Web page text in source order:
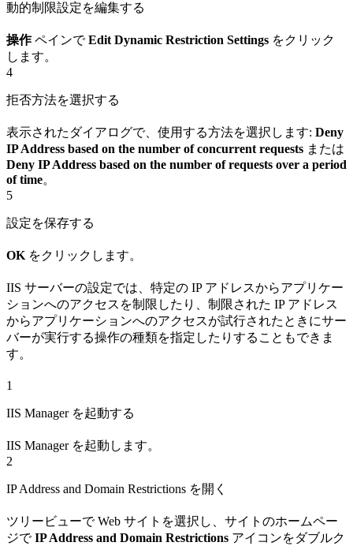
動的制限設定を編集する
操作ペインでEdit Dynamic Restriction Settings をクリック
します。
4
拒否方法を選択する
表示されたダイアログで、使用する方法を選択します: Deny
IP Address based on the number of concurrent requests または
Deny IP Address based on the number of requests over a period
of time。
5
設定を保存する
OK をクリックします。
IIS サーバーの設定では、特定の IP アドレスからアプリケー
ションへのアクセスを制限したり、制限された IP アドレス
からアプリケーションへのアクセスが試行されたときにサー
バーが実行する操作の種類を指定したりすることもできま
す。
1
IIS Manager を起動する
IIS Manager を起動します。
2
IP Address and Domain Restrictions を開く
ツリービューで Web サイトを選択し、サイトのホームペー
ジでIP Address and Domain Restrictions アイコンをダブルク